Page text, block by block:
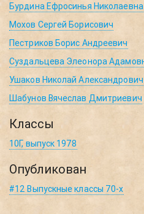
Бурдина Ефросинья Николаевна
Мохов Сергей Борисович
Пестриков Борис Андреевич
Суздальцева Элеонора
Ушаков Николай Александрович
Шабунов Вячеслав Дмитриевич
Классы
10Г, выпуск 1978
Опубликован
#12 Выпускные классы 70-х